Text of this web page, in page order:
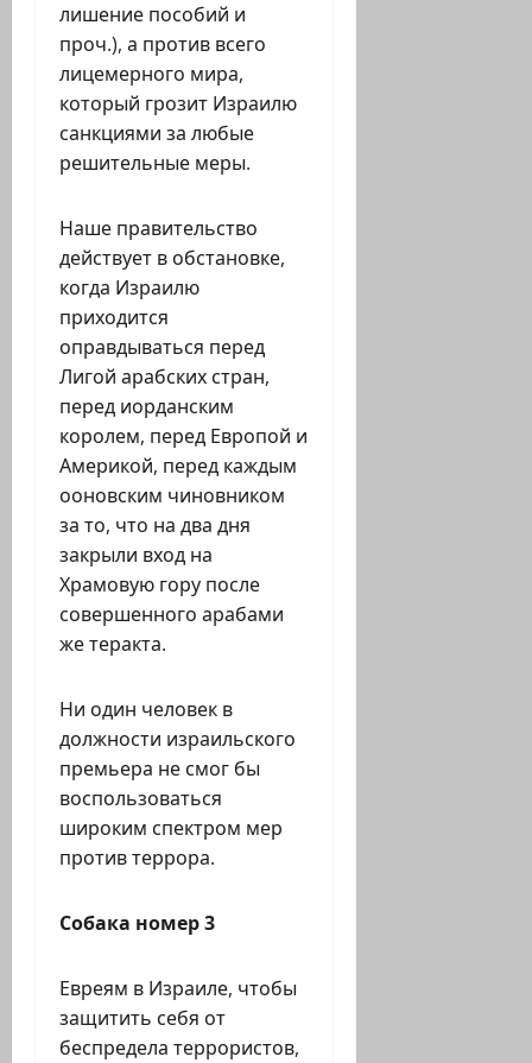
лишение пособий и
проч.), а против всего
лицемерного мира,
который грозит Израилю
санкциями за любые
решительные меры.
Наше правительство
действует в обстановке,
когда Израилю
приходится
оправдываться перед
Лигой арабских стран,
перед иорданским
королем, перед Европой и
Америкой, перед каждым
ооновским чиновником
за то, что на два дня
закрыли вход на
Храмовую гору после
совершенного арабами
же теракта.
Ни один человек в
должности израильского
премьера не смог бы
воспользоваться
широким спектром мер
против террора.
Собака номер 3
Евреям в Израиле, чтобы
защитить себя от
беспредела террористов,